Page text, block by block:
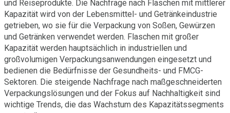
und Reiseprodukte. Die Nachfrage nach Flaschen mit mittlerer
Kapazität wird von der Lebensmittel- und Getränkeindustrie
getrieben, wo sie für die Verpackung von Soßen, Gewürzen
und Getränken verwendet werden. Flaschen mit großer
Kapazität werden hauptsächlich in industriellen und
großvolumigen Verpackungsanwendungen eingesetzt und
bedienen die Bedürfnisse der Gesundheits- und FMCG-
Sektoren. Die steigende Nachfrage nach maßgeschneiderten
Verpackungslösungen und der Fokus auf Nachhaltigkeit sind
wichtige Trends, die das Wachstum des Kapazitätssegments